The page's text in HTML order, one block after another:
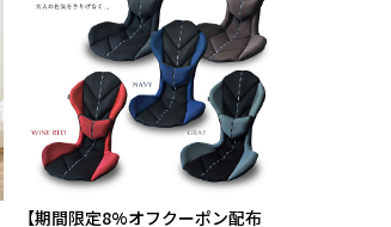
【期間限定8%オフクーポン配布